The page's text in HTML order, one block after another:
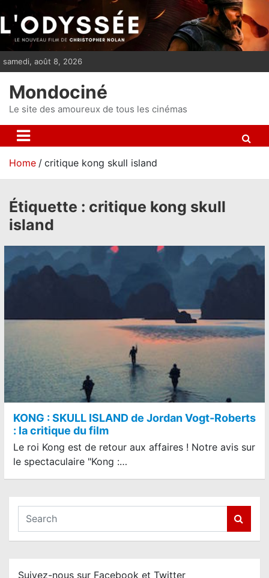
i
p
n
t
samedi, août 8, 2026
Mondociné
Le site des amoureux de tous les cinémas
Home critique kong skull island
Étiquette : critique kong skull
island
KONG : SKULL ISLAND de Jordan Vogt-Roberts
: la critique du film
Le roi Kong est de retour aux affaires ! Notre avis sur
le spectaculaire "Kong :…
a
c
Suivez-nous sur Facebook et Twitter